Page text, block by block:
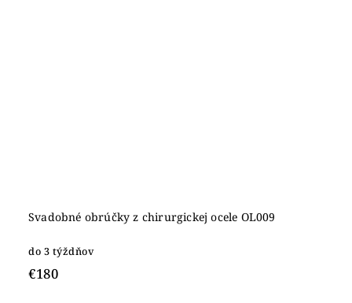
Svadobné obrúčky z chirurgickej ocele OL009
do 3 týždňov
€180